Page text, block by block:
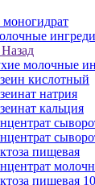
Назад
молочные
кислотный
натрия
кальция
пищевая
пищевая